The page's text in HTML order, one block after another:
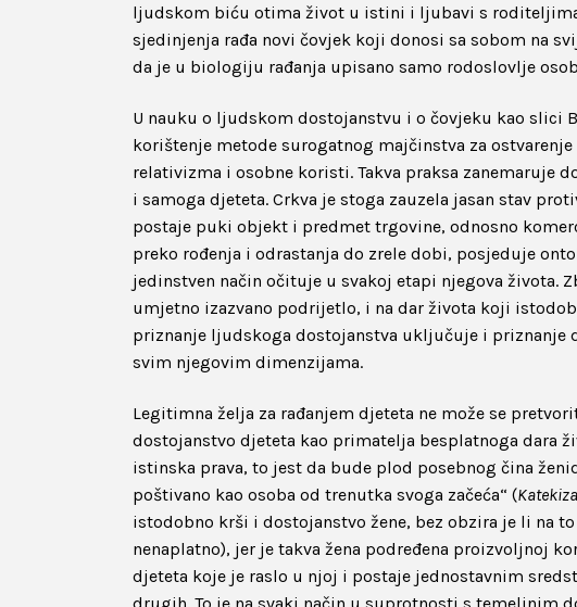
ljudskom biću otima život u istini i ljubavi s
sjedinjenja rađa novi čovjek koji donosi sa sobom na
da je u biologiju rađanja upisano samo rodoslovlje
U nauku o ljudskom dostojanstvu i o čovjeku kao slici
korištenje metode surogatnog majčinstva za
relativizma i osobne koristi. Takva praksa zanemaruje
i samoga djeteta. Crkva je stoga zauzela jasan stav
postaje puki objekt i predmet trgovine, odnosno
preko rođenja i odrastanja do zrele dobi, posjeduje
jedinstven način očituje u svakoj etapi njegova života.
umjetno izazvano podrijetlo, i na dar života koji
priznanje ljudskoga dostojanstva uključuje i priznanje
svim njegovim dimenzijama.
Legitimna želja za rađanjem djeteta ne može se
dostojanstvo djeteta kao primatelja besplatnoga dara
istinska prava, to jest da bude plod posebnog čina
poštivano kao osoba od trenutka svoga začeća“ (
istodobno krši i dostojanstvo žene, bez obzira je li na
nenaplatno), jer je takva žena podređena proizvoljnoj
djeteta koje je raslo u njoj i postaje jednostavnim